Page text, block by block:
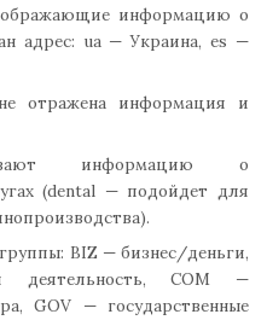
информацию о
адрес: ua — Украина, es —
отражена информация и
информацию о
(dental — подойдет для
BIZ — бизнес/деньги,
деятельность, COM —
GOV — государственные